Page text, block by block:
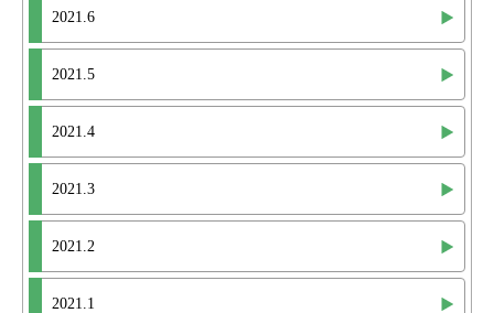
2021.6
2021.5
2021.4
2021.3
2021.2
2021.1